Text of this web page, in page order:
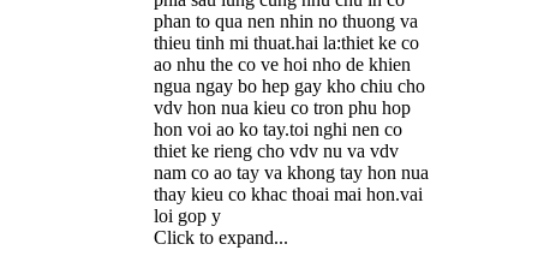
phan to qua nen nhin no thuong va
thieu tinh mi thuat.hai la:thiet ke co
ao nhu the co ve hoi nho de khien
ngua ngay bo hep gay kho chiu cho
vdv hon nua kieu co tron phu hop
hon voi ao ko tay.toi nghi nen co
thiet ke rieng cho vdv nu va vdv
nam co ao tay va khong tay hon nua
thay kieu co khac thoai mai hon.vai
loi gop y
Click to expand...